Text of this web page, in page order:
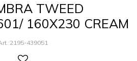
TWEED
160X230 CREAM
2195-439051